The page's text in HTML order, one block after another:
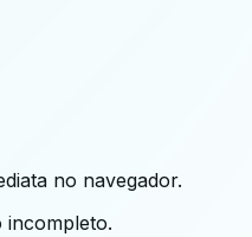
no navegador.
incompleto.